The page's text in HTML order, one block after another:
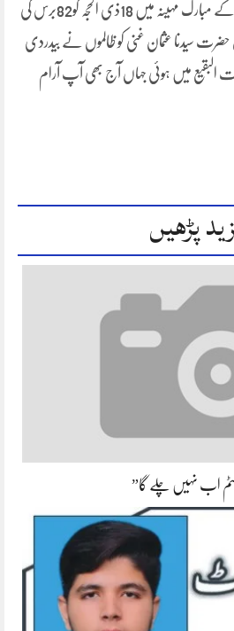
کوشہیدکردیا گیا 35ہجری ذی الحجہ کے مبارک مہینہ میں 18ذی الحجہ کو82برس کی
حضرت سیدنا عثمان غنی کو ظالموں نے بیدردی
البقیع میں ہوئی جہاں آج بھی آپ آرام
پڑھیں
اب نہیں چلے گا”